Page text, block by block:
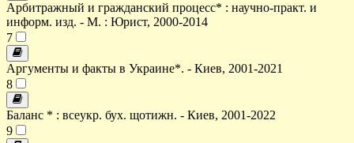
Арбитражный и гражданский процесс* : научно-практ. и
информ. изд. - М. : Юрист, 2000-2014
7
Аргументы и факты в Украине*. - Киев, 2001-2021
8
Баланс * : всеукр. бух. щотижн. - Киев, 2001-2022
9